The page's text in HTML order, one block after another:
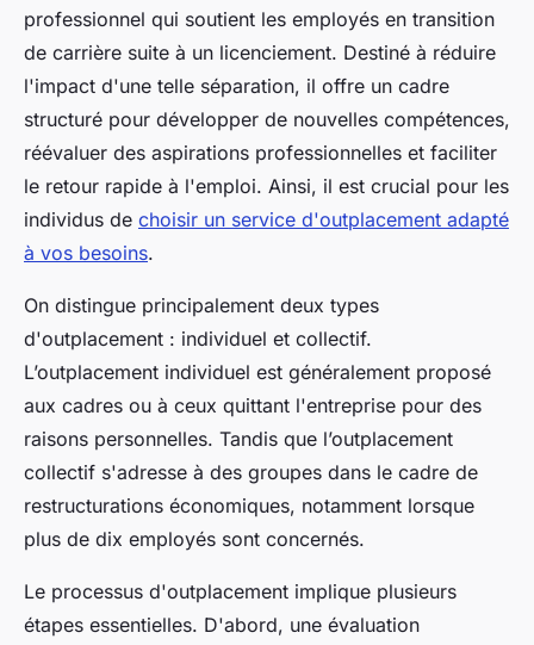
professionnel qui soutient les employés en transition
de carrière suite à un licenciement. Destiné à réduire
l'impact d'une telle séparation, il offre un cadre
structuré pour développer de nouvelles compétences,
réévaluer des aspirations professionnelles et faciliter
le retour rapide à l'emploi. Ainsi, il est crucial pour les
individus de choisir un service d'outplacement adapté
à vos besoins.
On distingue principalement deux types
d'outplacement : individuel et collectif.
L’outplacement individuel est généralement proposé
aux cadres ou à ceux quittant l'entreprise pour des
raisons personnelles. Tandis que l’outplacement
collectif s'adresse à des groupes dans le cadre de
restructurations économiques, notamment lorsque
plus de dix employés sont concernés.
Le processus d'outplacement implique plusieurs
étapes essentielles. D'abord, une évaluation